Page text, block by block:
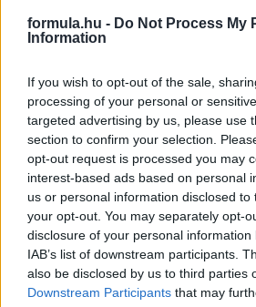
formula.hu - Do Not Process My
Information
If you wish to opt-out of the sale,
processing of your personal or
targeted advertising by us, please use
section to confirm your selection.
opt-out request is processed you may
interest-based ads based on personal
us or personal information disclosed
your opt-out. You may separately opt-
disclosure of your personal
IAB’s list of downstream participants.
also be disclosed by us to third parties
Downstream Participants that may